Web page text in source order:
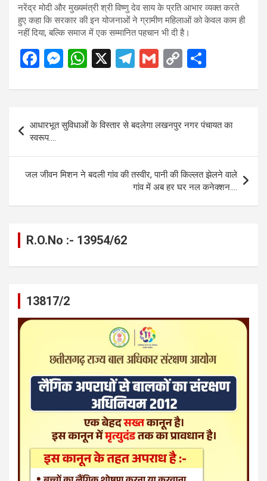
नरेंद्र मोदी और मुख्यमंत्री श्री विष्णु देव साय के प्रति आभार व्यक्त करते
हुए कहा कि सरकार की इन योजनाओं ने ग्रामीण महिलाओं को केवल काम ही
नहीं दिया, बल्कि समाज में एक सम्मानित पहचान भी दी है।
F
ce
o
o
k
M
se
n
g
er
W
at
s
A
p
p
X
T
e
gr
a
m
G
ail
C
py
n
k
ar
navigation
आधारभूत सुविधाओं के विस्तार से बदलेगा लखनपुर नगर पंचायत का
स्वरूप….
जल जीवन मिशन ने बदली गांव की तस्वीर, पानी की किल्लत झेलने वाले
गांव में अब हर घर नल कनेक्शन….
R.O.No :- 13954/62
13817/2